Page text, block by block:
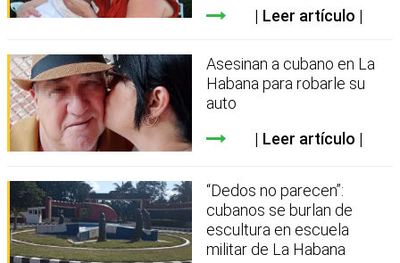
Leer artículo
Asesinan a cubano en La
Habana para robarle su
auto
Leer artículo
“Dedos no parecen”:
cubanos se burlan de
escultura en escuela
militar de La Habana